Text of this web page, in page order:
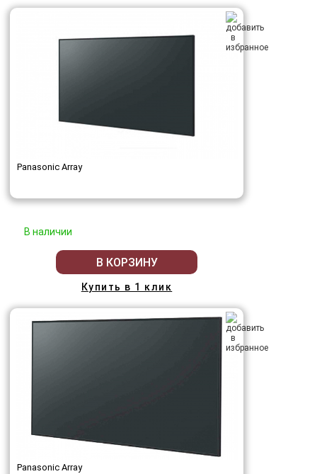
Panasonic Array
В наличии
В КОРЗИНУ
Купить в 1 клик
Panasonic Array